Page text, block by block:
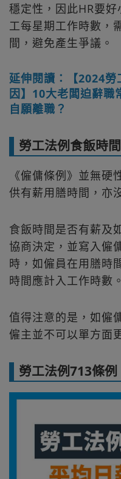
穩定性，因此HR要
工每星期工作時數，
間，避免產生爭議。
延伸閱讀：【2024
因】10大老闆迫辭職
自願離職？
勞工法例食飯時
《僱傭條例》並無硬
供有薪用膳時間，亦
食飯時間是否有薪及
協商決定，並寫入僱
時，如僱員在用膳時
時間應計入工作時數。
值得注意的是，如僱
僱主並不可以單方面
勞工法例713條